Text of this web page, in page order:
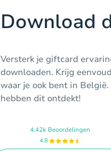
Download
Versterk je giftcard
downloaden. Krijg
waar je ook bent in
hebben dit ontdekt!
4.42k Beoordelingen
4.8